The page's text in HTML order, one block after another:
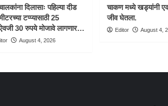
चालकांना दिलासाः पहिल्या दीड
टप्प्यासाठी 25
30 रुपये मोजावे लागणार…
August 4, 2026
चाकण मध्ये खड्यांनी
जीव घेतला.
Editor August 4,